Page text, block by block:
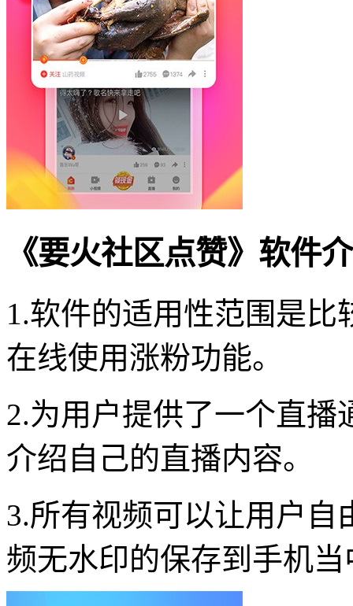
《要火社区点赞》软件
1.软件的适用性范围是
在线使用涨粉功能。
2.为用户提供了一个直
介绍自己的直播内容。
3.所有视频可以让用户
频无水印的保存到手机当